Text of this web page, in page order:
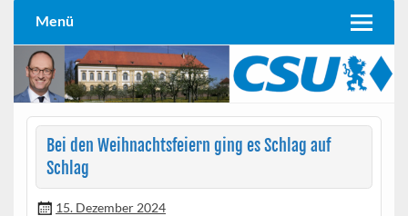
Menü
Bei den Weihnachtsfeiern ging es Schlag auf
Schlag
15. Dezember 2024